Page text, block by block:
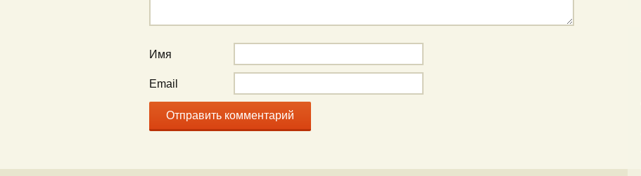
Имя
Email